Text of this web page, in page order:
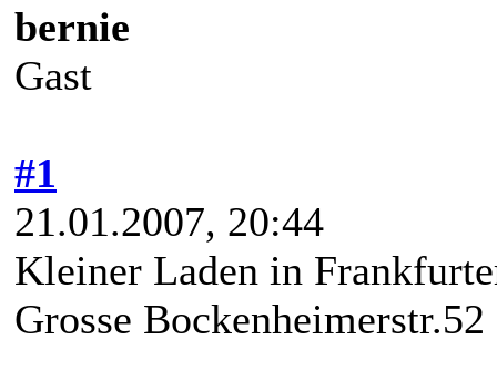
bernie
Gast
#1
21.01.2007, 20:44
Kleiner Laden in
Grosse Bockenheimerstr.52